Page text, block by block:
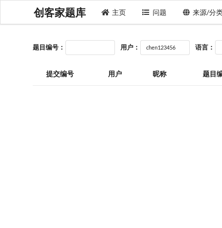
创客家题库 主页 问题 来源/分
题目编号： 用户： 语言：
提交编号 用户 昵称 题目